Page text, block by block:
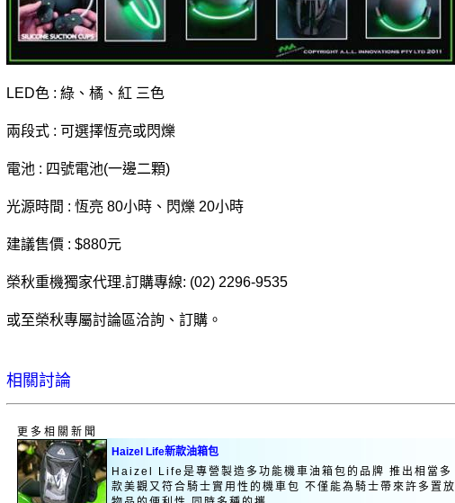
LED色 : 綠、橘、紅 三色
兩段式 : 可選擇恆亮或閃爍
電池 : 四號電池(一邊二顆)
光源時間 : 恆亮 80小時、閃爍 20小時
建議售價 : $880元
榮秋重機獨家代理.訂購專線: (02) 2296-9535
或至榮秋專屬討論區洽詢、訂購。
相關討論
更多相關新聞
Haizel Life新款油箱包
Haizel Life是專營製造多功能機車油箱包的品牌 推出相當多
款美觀又符合騎士實用性的機車包 不僅能為騎士帶來許多置放